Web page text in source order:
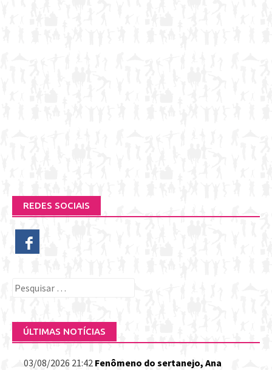
REDES SOCIAIS
Pesquisar
ÚLTIMAS NOTÍCIAS
03/08/2026 21:42 Fenômeno do sertanejo, Ana